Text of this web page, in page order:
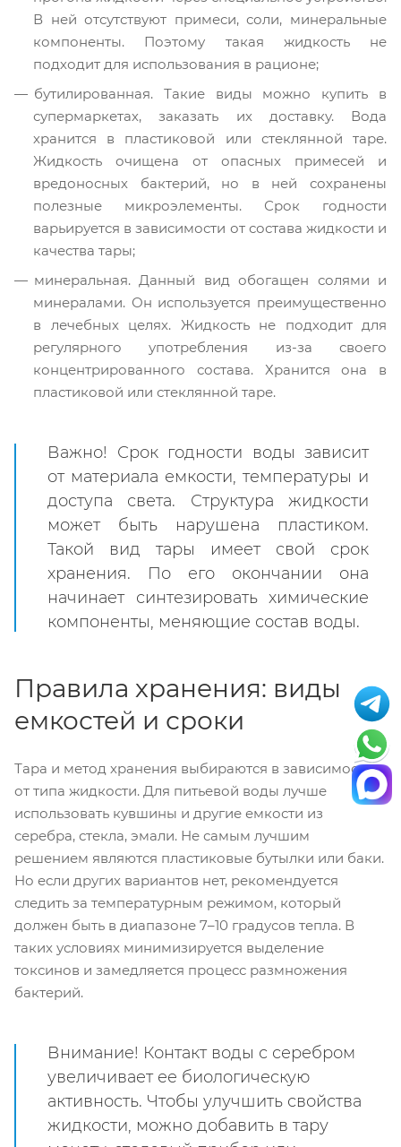
В ней отсутствуют примеси, соли, минеральные
компоненты. Поэтому такая жидкость не
подходит для использования в рационе;
бутилированная. Такие виды можно купить в
супермаркетах, заказать их доставку. Вода
хранится в пластиковой или стеклянной таре.
Жидкость очищена от опасных примесей и
вредоносных бактерий, но в ней сохранены
полезные микроэлементы. Срок годности
варьируется в зависимости от состава жидкости и
качества тары;
минеральная. Данный вид обогащен солями и
минералами. Он используется преимущественно
в лечебных целях. Жидкость не подходит для
регулярного употребления из-за своего
концентрированного состава. Хранится она в
пластиковой или стеклянной таре.
Важно! Срок годности воды зависит
от материала емкости, температуры и
доступа света. Структура жидкости
может быть нарушена пластиком.
Такой вид тары имеет свой срок
хранения. По его окончании она
начинает синтезировать химические
компоненты, меняющие состав воды.
Правила хранения: виды
емкостей и сроки
Тара и метод хранения выбираются в зависимости
от типа жидкости. Для питьевой воды лучше
использовать кувшины и другие емкости из
серебра, стекла, эмали. Не самым лучшим
решением являются пластиковые бутылки или баки.
Но если других вариантов нет, рекомендуется
следить за температурным режимом, который
должен быть в диапазоне 7–10 градусов тепла. В
таких условиях минимизируется выделение
токсинов и замедляется процесс размножения
бактерий.
Внимание! Контакт воды с серебром
увеличивает ее биологическую
активность. Чтобы улучшить свойства
жидкости, можно добавить в тару